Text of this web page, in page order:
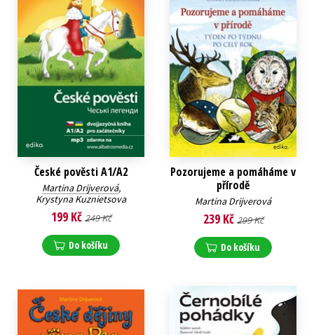
České pověsti A1/A2
Martina Drijverová,
Krystyna Kuznietsova
199 Kč 249 Kč
Do košíku
Pozorujeme a pomáháme v
přírodě
Martina Drijverová
239 Kč 299 Kč
Do košíku